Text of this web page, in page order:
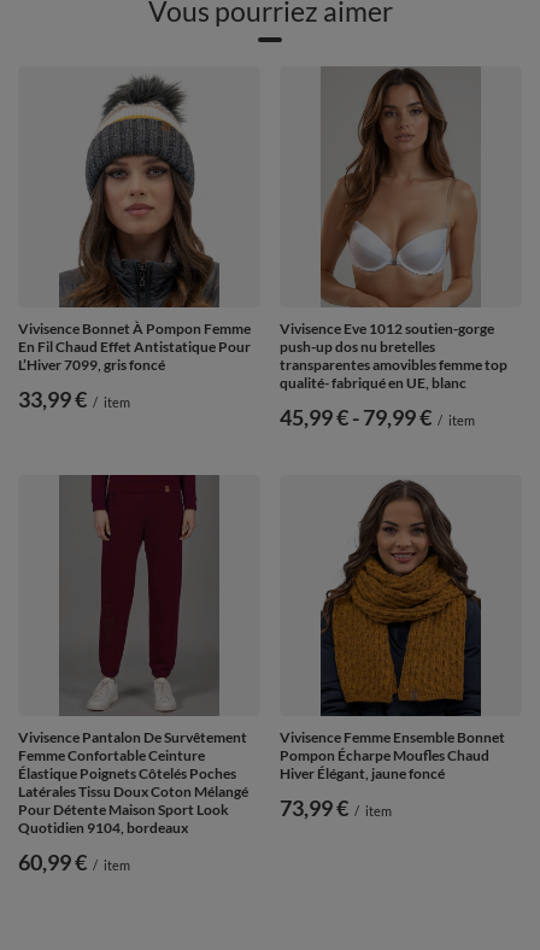
Vous pourriez aimer
Vivisence Bonnet À Pompon Femme
En Fil Chaud Effet Antistatique Pour
L’Hiver 7099, gris foncé
33,99 € / item
Vivisence Eve 1012 soutien-gorge
push-up dos nu bretelles
transparentes amovibles femme top
qualité- fabriqué en UE, blanc
de
45,99 €-vers le bas
79,99 € / item
Vivisence Pantalon De Survêtement
Femme Confortable Ceinture
Élastique Poignets Côtelés Poches
Latérales Tissu Doux Coton Mélangé
Pour Détente Maison Sport Look
Quotidien 9104, bordeaux
60,99 € / item
Vivisence Femme Ensemble Bonnet
Pompon Écharpe Moufles Chaud
Hiver Élégant, jaune foncé
73,99 € / item